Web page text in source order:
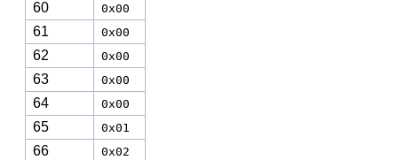
60 0x00
61 0x00
62 0x00
63 0x00
64 0x00
65 0x01
66 0x02